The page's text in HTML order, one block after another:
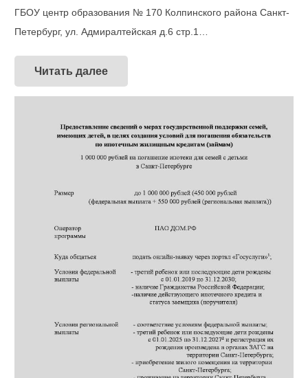
ГБОУ центр образования № 170 Колпинского района Санкт-
Петербург, ул. Адмиралтейская д.6 стр.1…
Читать далее